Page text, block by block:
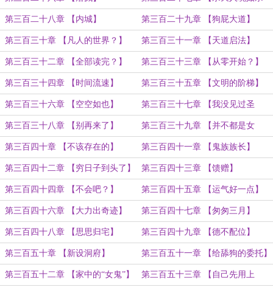
鸡！】
第三百二十八章 【内城】 第三百二十九章 【狗屁大道】
第三百三十章 【凡人的世界？】 第三百三十一章 【天道启法】
第三百三十二章 【全部读完？】 第三百三十三章 【从零开始？】
第三百三十四章 【时间流速】 第三百三十五章 【文明的阶梯】
第三百三十六章 【空空如也】 第三百三十七章 【我没见过圣
人？】
第三百三十八章 【别再来了】 第三百三十九章 【并不都是女
的？】
第三百四十章 【不该存在的】 第三百四十一章 【鬼族族长】
第三百四十二章 【穷日子到头了】 第三百四十三章 【馈赠】
第三百四十四章 【不会吧？】 第三百四十五章 【运气好一点】
第三百四十六章 【大力出奇迹】 第三百四十七章 【匆匆三月】
第三百四十八章 【思思归宅】 第三百四十九章 【德不配位】
第三百五十章 【新设洞府】 第三百五十一章 【给舔狗的委托】
第三百五十二章 【家中的“女鬼”】 第三百五十三章 【自己先用上